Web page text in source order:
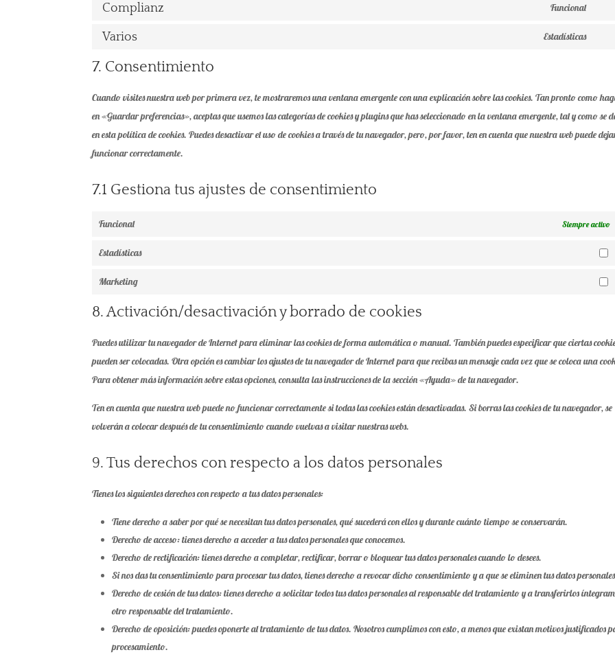
Complianz Funcional
Varios Estadísticas
7. Consentimiento
Cuando visites nuestra web por primera vez, te mostraremos una ventana emergente con una explicación sobre las cookies. Tan pronto como
en «Guardar preferencias», aceptas que usemos las categorías de cookies y plugins que has seleccionado en la ventana emergente, tal y como se
en esta política de cookies. Puedes desactivar el uso de cookies a través de tu navegador, pero, por favor, ten en cuenta que nuestra web puede
funcionar correctamente.
7.1 Gestiona tus ajustes de consentimiento
Funcional Siempre activo
Estadísticas
Marketing
8. Activación/desactivación y borrado de cookies
Puedes utilizar tu navegador de Internet para eliminar las cookies de forma automática o manual. También puedes especificar que ciertas
pueden ser colocadas. Otra opción es cambiar los ajustes de tu navegador de Internet para que recibas un mensaje cada vez que se coloca una
Para obtener más información sobre estas opciones, consulta las instrucciones de la sección «Ayuda» de tu navegador.
Ten en cuenta que nuestra web puede no funcionar correctamente si todas las cookies están desactivadas. Si borras las cookies de tu navegador, se
volverán a colocar después de tu consentimiento cuando vuelvas a visitar nuestras webs.
9. Tus derechos con respecto a los datos personales
Tienes los siguientes derechos con respecto a tus datos personales:
Tiene derecho a saber por qué se necesitan tus datos personales, qué sucederá con ellos y durante cuánto tiempo se conservarán.
Derecho de acceso: tienes derecho a acceder a tus datos personales que conocemos.
Derecho de rectificación: tienes derecho a completar, rectificar, borrar o bloquear tus datos personales cuando lo desees.
Si nos das tu consentimiento para procesar tus datos, tienes derecho a revocar dicho consentimiento y a que se eliminen tus datos
Derecho de cesión de tus datos: tienes derecho a solicitar todos tus datos personales al responsable del tratamiento y a transferirlos
otro responsable del tratamiento.
Derecho de oposición: puedes oponerte al tratamiento de tus datos. Nosotros cumplimos con esto, a menos que existan motivos justificados
procesamiento.